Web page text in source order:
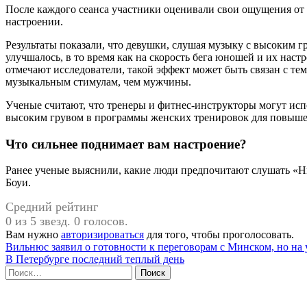
После каждого сеанса участники оценивали свои ощущения
настроении.
Результаты показали, что девушки, слушая музыку с высоким
улучшалось, в то время как на скорость бега юношей и их
отмечают исследователи, такой эффект может быть связан с
музыкальным стимулам, чем мужчины.
Ученые считают, что тренеры и фитнес-инструкторы могут
высоким грувом в программы женских тренировок для
Что сильнее поднимает вам настроение?
Ранее ученые выяснили, какие люди предпочитают слушать
Боуи.
Средний рейтинг
0 из 5 звезд. 0 голосов.
Вам нужно авторизироваться для того, чтобы проголосовать.
Навигация
по
Вильнюс заявил о готовности к переговорам с Минском, но на
В Петербурге последний теплый день
Найти: